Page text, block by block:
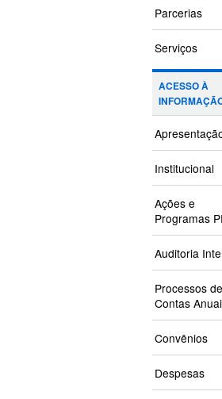
Parcerias
Serviços
ACESSO À
Institucional
Ações e
Programas
Auditoria
Processos de
Contas
Convênios
Despesas